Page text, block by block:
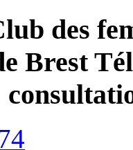
des
Brest